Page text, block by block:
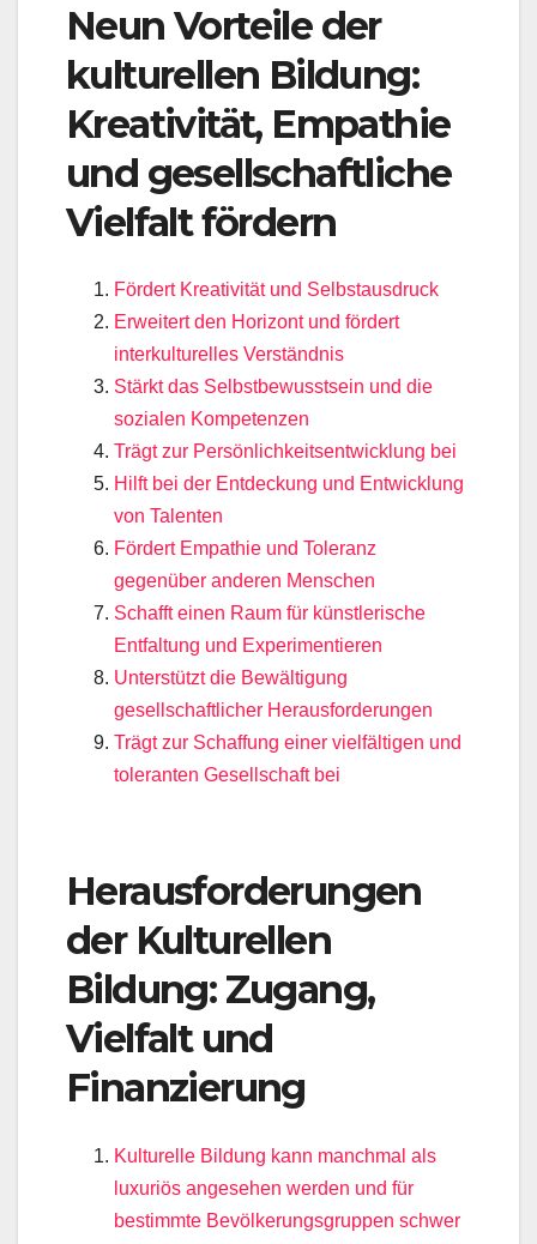
Neun Vorteile der
kulturellen Bildung:
Kreativität, Empathie
und gesellschaftliche
Vielfalt fördern
Fördert Kreativität und Selbstausdruck
Erweitert den Horizont und fördert
interkulturelles Verständnis
Stärkt das Selbstbewusstsein und die
sozialen Kompetenzen
Trägt zur Persönlichkeitsentwicklung bei
Hilft bei der Entdeckung und Entwicklung
von Talenten
Fördert Empathie und Toleranz
gegenüber anderen Menschen
Schafft einen Raum für künstlerische
Entfaltung und Experimentieren
Unterstützt die Bewältigung
gesellschaftlicher Herausforderungen
Trägt zur Schaffung einer vielfältigen und
toleranten Gesellschaft bei
Herausforderungen
der Kulturellen
Bildung: Zugang,
Vielfalt und
Finanzierung
Kulturelle Bildung kann manchmal als
luxuriös angesehen werden und für
bestimmte Bevölkerungsgruppen schwer